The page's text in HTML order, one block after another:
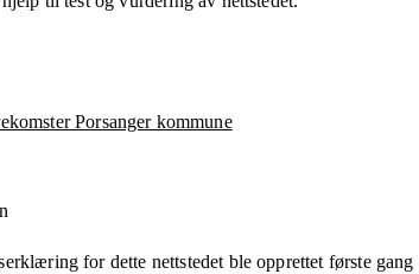
Porsanger kommune
for dette nettstedet ble opprettet første gang